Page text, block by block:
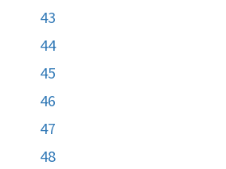
43
44
45
46
47
48